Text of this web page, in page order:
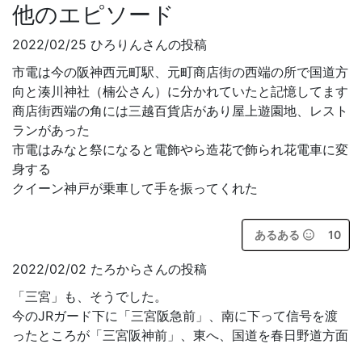
他のエピソード
2022/02/25 ひろりんさんの投稿
市電は今の阪神西元町駅、元町商店街の西端の所で国道方
向と湊川神社（楠公さん）に分かれていたと記憶してます
商店街西端の角には三越百貨店があり屋上遊園地、レスト
ランがあった
市電はみなと祭になると電飾やら造花で飾られ花電車に変
身する
クイーン神戸が乗車して手を振ってくれた
あるある 10
2022/02/02 たろからさんの投稿
「三宮」も、そうでした。
今のJRガード下に「三宮阪急前」、南に下って信号を渡
ったところが「三宮阪神前」、東へ、国道を春日野道方面